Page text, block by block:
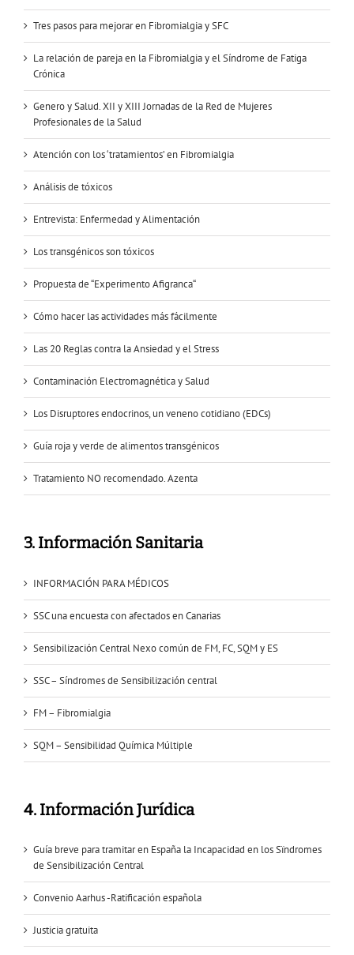
Tres pasos para mejorar en Fibromialgia y SFC
La relación de pareja en la Fibromialgia y el Síndrome de Fatiga
Crónica
Genero y Salud. XII y XIII Jornadas de la Red de Mujeres
Profesionales de la Salud
Atención con los ‘tratamientos’ en Fibromialgia
Análisis de tóxicos
Entrevista: Enfermedad y Alimentación
Los transgénicos son tóxicos
Propuesta de “Experimento Afigranca“
Cómo hacer las actividades más fácilmente
Las 20 Reglas contra la Ansiedad y el Stress
Contaminación Electromagnética y Salud
Los Disruptores endocrinos, un veneno cotidiano (EDCs)
Guía roja y verde de alimentos transgénicos
Tratamiento NO recomendado. Azenta
3. Información Sanitaria
INFORMACIÓN PARA MÉDICOS
SSC una encuesta con afectados en Canarias
Sensibilización Central Nexo común de FM, FC, SQM y ES
SSC – Síndromes de Sensibilización central
FM – Fibromialgia
SQM – Sensibilidad Química Múltiple
4. Información Jurídica
Guía breve para tramitar en España la Incapacidad en los Sïndromes
de Sensibilización Central
Convenio Aarhus -Ratificación española
Justicia gratuita